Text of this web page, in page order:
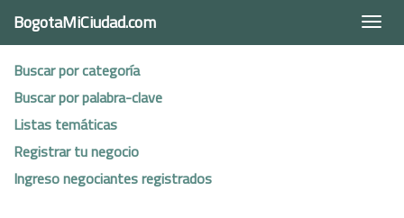
BogotaMiCiudad.com
Buscar por categoría
Buscar por palabra-clave
Listas temáticas
Registrar tu negocio
Ingreso negociantes registrados